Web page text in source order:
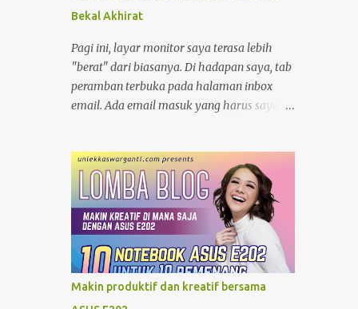
Bekal Akhirat
Pagi ini, layar monitor saya terasa lebih
"berat" dari biasanya. Di hadapan saya, tab
peramban terbuka pada halaman inbox
email. Ada email masuk yang harus saya
kepemilikan yang cukup menyita perhatian.
Bagi seorang pengelola blog, domain bukan
sekadar alamat digital, melainkan identitas
dan rumah bagi pikiran-pikiran yang kita
bagikan. Moko dan Freddy Mungkin karena
terlalu fokus, garis-garis di kening saya
tercetak jelas. Suasana ruangan yang
tenang membuat setiap ketukan jari di atas
Makin produktif dan kreatif bersama